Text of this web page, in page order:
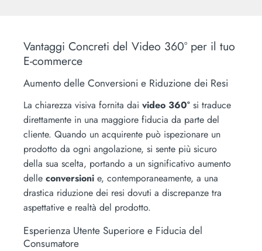
Vantaggi Concreti del Video 360° per il tuo
E-commerce
Aumento delle Conversioni e Riduzione dei Resi
La chiarezza visiva fornita dai video 360° si traduce
direttamente in una maggiore fiducia da parte del
cliente. Quando un acquirente può ispezionare un
prodotto da ogni angolazione, si sente più sicuro
della sua scelta, portando a un significativo aumento
delle conversioni e, contemporaneamente, a una
drastica riduzione dei resi dovuti a discrepanze tra
aspettative e realtà del prodotto.
Esperienza Utente Superiore e Fiducia del
Consumatore